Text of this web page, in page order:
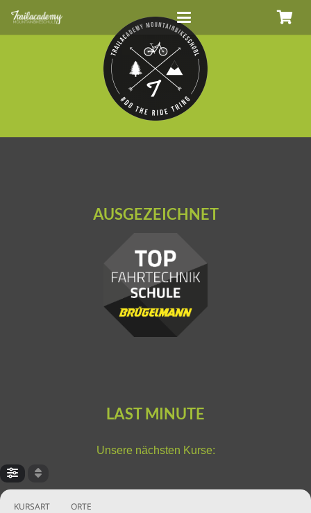
AUSGEZEICHNET
LAST MINUTE
Unsere nächsten Kurse:
KURSART ORTE